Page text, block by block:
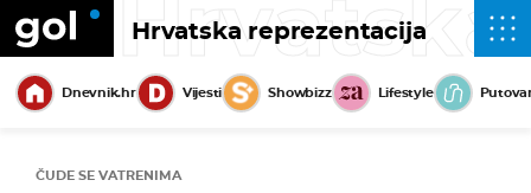
Hrvatska reprezentacija
Dnevnik.hr Vijesti Showbizz Lifestyle
ČUDE SE VATRENIMA